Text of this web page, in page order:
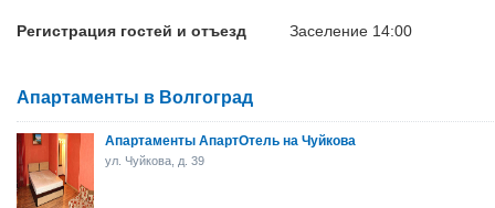
Регистрация гостей и отъезд Заселение 14:00
Апартаменты в Волгоград
Апартаменты АпартОтель на Чуйкова
ул. Чуйкова, д. 39